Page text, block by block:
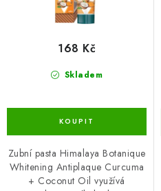
Skladem
168 Kč
Zubní pasta Himalaya Botanique
Whitening Antiplaque Curcuma
+ Coconut Oil využívá